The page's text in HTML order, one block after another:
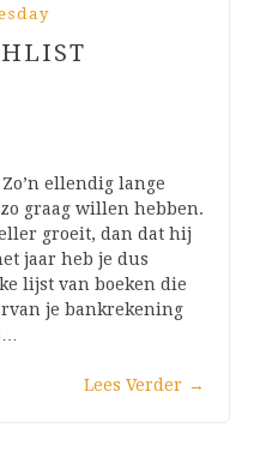
ellendig lange
graag willen hebben.
groeit, dan dat hij
jaar heb je dus
lijst van boeken die
je bankrekening
Lees Verder →